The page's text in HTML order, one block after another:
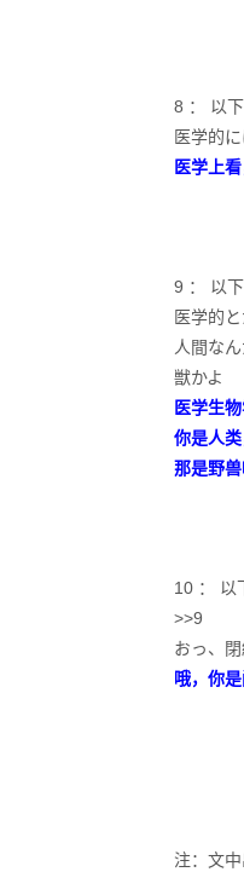
8 ： 以
医学的
医学上
9 ： 以
医学的
人間な
獣かよ
医学生
你是人
那是野
10 ： 以
>>9
おっ、閉
哦，你
注：文